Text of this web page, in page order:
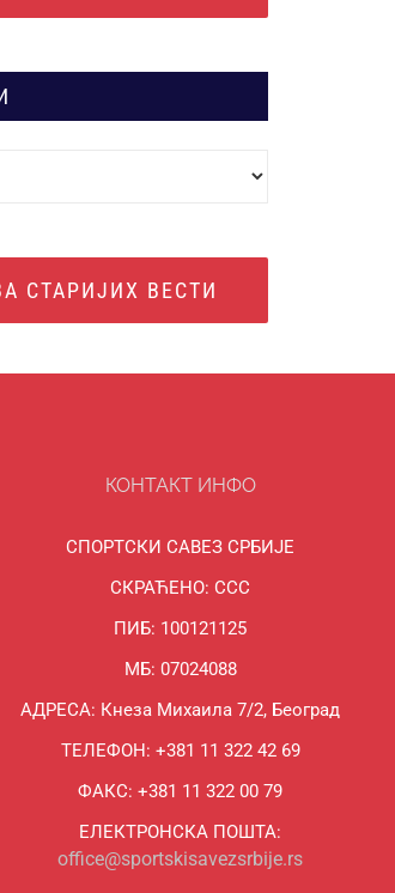
СТАРИЈИХ ВЕСТИ
КОНТАКТ ИНФО
СПОРТСКИ САВЕЗ СРБИЈЕ
СКРАЋЕНО: ССС
ПИБ: 100121125
МБ: 07024088
АДРЕСА: Кнеза Михаила 7/2, Београд
ТЕЛЕФОН: +381 11 322 42 69
ФАКС: +381 11 322 00 79
ЕЛЕКТРОНСКА ПОШТА:
office@sportskisavezsrbije.rs